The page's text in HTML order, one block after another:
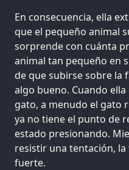
En consecuencia, ella
que el pequeño animal
sorprende con cuánta
animal tan pequeño en
de que subirse sobre la
algo bueno. Cuando
gato, a menudo el gato
ya no tiene el punto de
estado presionando.
resistir una tentación,
fuerte.